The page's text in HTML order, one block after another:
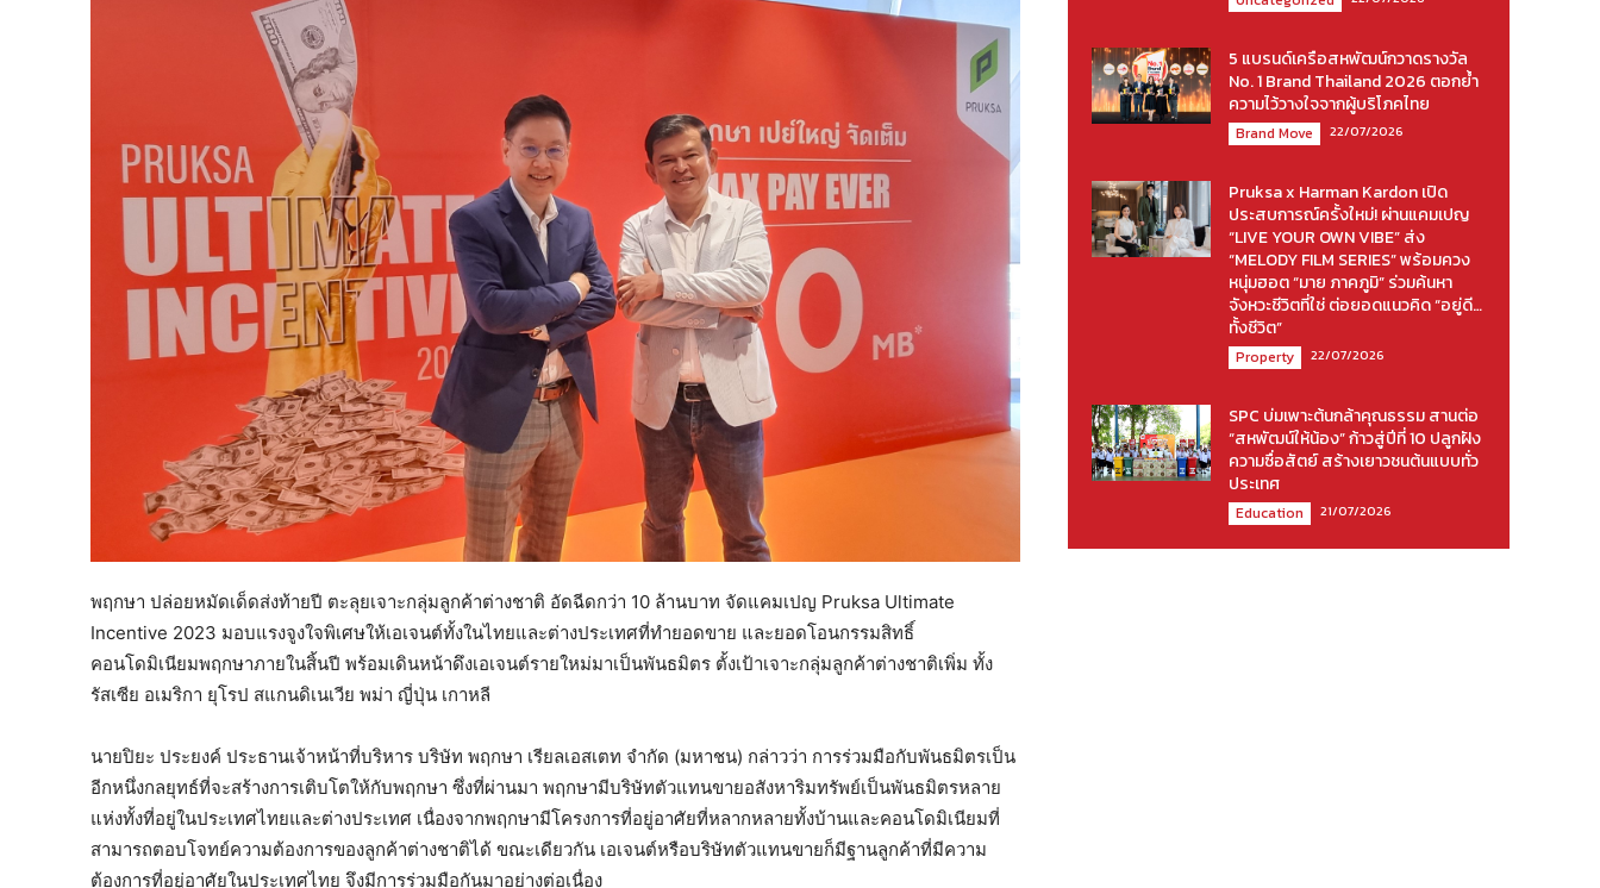
พฤกษา ปล่อยหมัดเด็ดส่งท้ายปี ตะลุยเจาะกลุ่มลูกค้าต่างชาติ อัดฉีดกว่า 10 ล้านบาท จัดแคมเปญ Pruksa Ultimate
Incentive 2023 มอบแรงจูงใจพิเศษให้เอเจนต์ทั้งในไทยและต่างประเทศที่ทำยอดขาย และยอดโอนกรรมสิทธิ์
คอนโดมิเนียมพฤกษาภายในสิ้นปี พร้อมเดินหน้าดึงเอเจนต์รายใหม่มาเป็นพันธมิตร ตั้งเป้าเจาะกลุ่มลูกค้าต่างชาติเพิ่ม ทั้ง
รัสเซีย อเมริกา ยุโรป สแกนดิเนเวีย พม่า ญี่ปุ่น เกาหลี
นายปิยะ ประยงค์ ประธานเจ้าหน้าที่บริหาร บริษัท พฤกษา เรียลเอสเตท จำกัด (มหาชน) กล่าวว่า การร่วมมือกับพันธมิตรเป็น
อีกหนึ่งกลยุทธ์ที่จะสร้างการเติบโตให้กับพฤกษา ซึ่งที่ผ่านมา พฤกษามีบริษัทตัวแทนขายอสังหาริมทรัพย์เป็นพันธมิตรหลาย
แห่งทั้งที่อยู่ในประเทศไทยและต่างประเทศ เนื่องจากพฤกษามีโครงการที่อยู่อาศัยที่หลากหลายทั้งบ้านและคอนโดมิเนียมที่
สามารถตอบโจทย์ความต้องการของลูกค้าต่างชาติได้ ขณะเดียวกัน เอเจนต์หรือบริษัทตัวแทนขายก็มีฐานลูกค้าที่มีความ
ต้องการที่อยู่อาศัยในประเทศไทย จึงมีการร่วมมือกันมาอย่างต่อเนื่อง
5 แบรนด์เครือสหพัฒน์กวาดรางวัล
No. 1 Brand Thailand 2026 ตอกย้ำ
ความไว้วางใจจากผู้บริโภคไทย
Brand Move 22/07/2026
Pruksa x Harman Kardon เปิด
ประสบการณ์ครั้งใหม่! ผ่านแคมเปญ
“LIVE YOUR OWN VIBE” ส่ง
“MELODY FILM SERIES” พร้อมควง
หนุ่มฮอต “มาย ภาคภูมิ” ร่วมค้นหา
จังหวะชีวิตที่ใช่ ต่อยอดแนวคิด “อยู่ดี…
ทั้งชีวิต”
Property 22/07/2026
SPC บ่มเพาะต้นกล้าคุณธรรม สานต่อ
“สหพัฒน์ให้น้อง” ก้าวสู่ปีที่ 10 ปลูกฝัง
ความซื่อสัตย์ สร้างเยาวชนต้นแบบทั่ว
ประเทศ
Education 21/07/2026